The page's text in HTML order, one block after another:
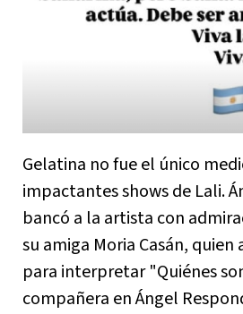
Gelatina no fue el único
impactantes shows de Lali.
bancó a la artista con
su amiga Moria Casán,
para interpretar "Quiénes
compañera en Ángel